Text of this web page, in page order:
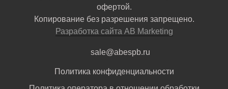
офертой.
Копирование без разрешения запрещено.
Разработка сайта AB Marketing
sale@abespb.ru
Политика конфиденциальности